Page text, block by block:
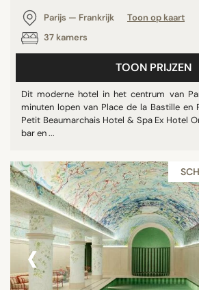
Parijs — Frankrijk
Toon op kaart
37 kamers
TOON PRIJZEN
Dit moderne hotel in het centrum van
minuten lopen van Place de la Bastille en
Petit Beaumarchais Hotel & Spa Ex Hotel
bar en ...
‹